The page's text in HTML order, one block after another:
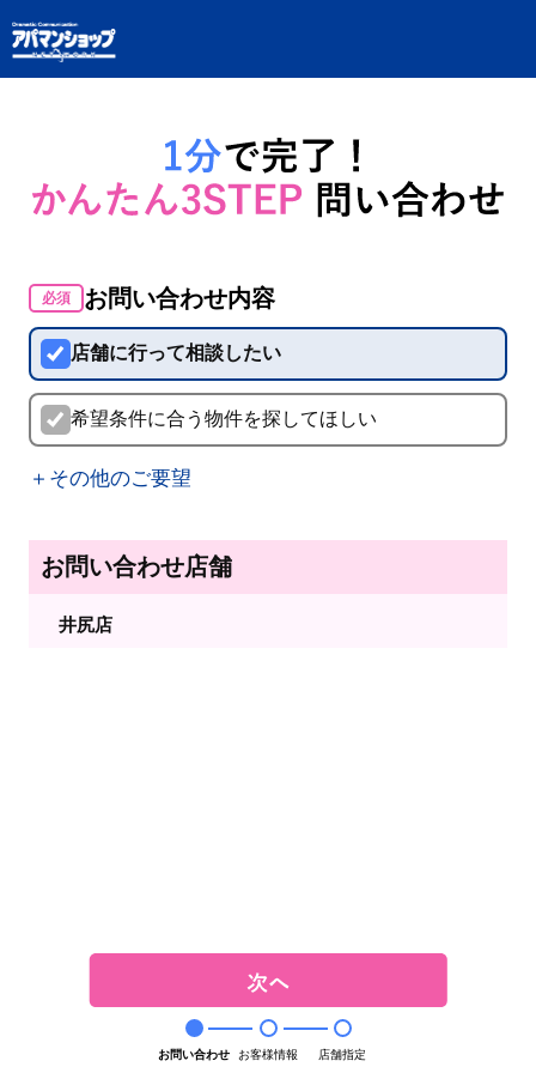
必須 お問い合わせ内容
店舗に行って相談したい
希望条件に合う物件を探してほしい
＋その他のご要望
お問い合わせ店舗
井尻店
お問い合わせ お客様情報 店舗指定